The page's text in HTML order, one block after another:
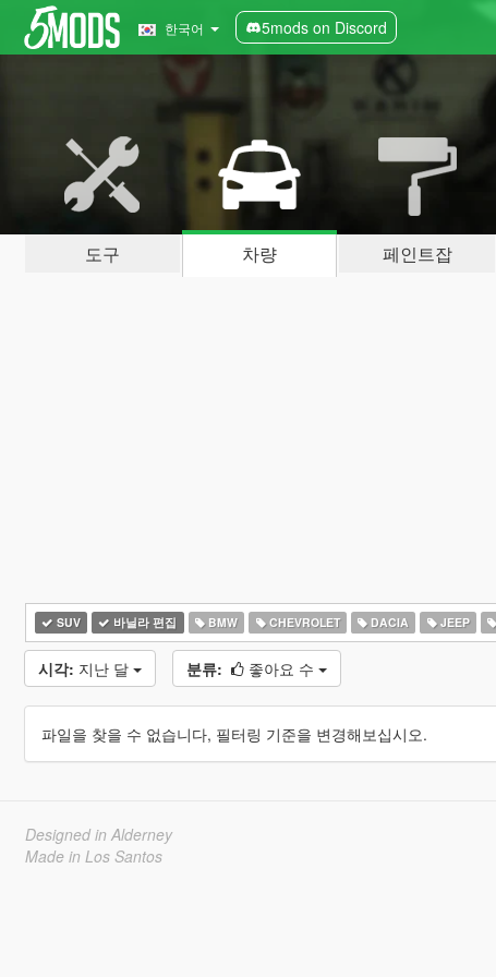
한국어 5mods on Discord
도구 차량 페인트잡
SUV 바닐라 편집 BMW CHEVROLET DACIA JEEP
시각: 지난 달 분류: 좋아요 수
파일을 찾을 수 없습니다, 필터링 기준을 변경해보십시오.
Designed in Alderney
Made in Los Santos